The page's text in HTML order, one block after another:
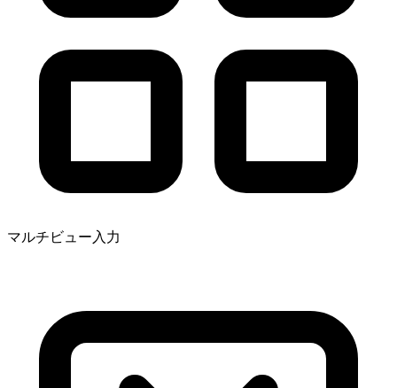
マルチビュー入力